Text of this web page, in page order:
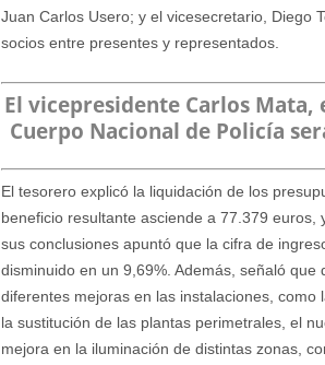
Juan Carlos Usero; y el vicesecretario, Diego
socios entre presentes y representados.
El vicepresidente Carlos
Cuerpo Nacional de Policía
El tesorero explicó la liquidación de los
beneficio resultante asciende a 77.379
sus conclusiones apuntó que la cifra de
disminuido en un 9,69%. Además, señaló
diferentes mejoras en las instalaciones,
la sustitución de las plantas perimetrales, el
mejora en la iluminación de distintas zonas,